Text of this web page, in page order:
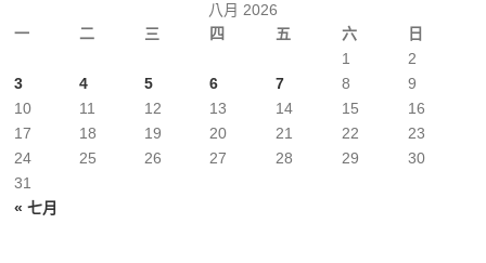
八月 2026
一
二 三 四 五 六 日
« 七月
1
2
3
4 5 6 7 8
9
10
11 12 13 14 15
16
17
18 19 20 21 22
23
24
25 26 27 28 29
30
31